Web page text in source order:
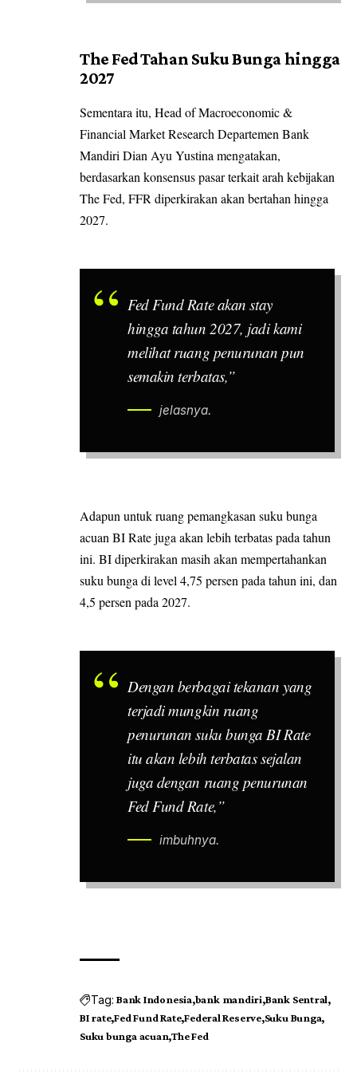
The Fed Tahan Suku Bunga hingga
2027
Sementara itu, Head of Macroeconomic &
Financial Market Research Departemen Bank
Mandiri Dian Ayu Yustina mengatakan,
berdasarkan konsensus pasar terkait arah kebijakan
The Fed, FFR diperkirakan akan bertahan hingga
2027.
Fed Fund Rateakanstay
hingga tahun 2027, jadi kami
melihat ruang penurunan pun
semakin terbatas,”
jelasnya.
Adapun untuk ruang pemangkasan suku bunga
acuan BI Rate juga akan lebih terbatas pada tahun
ini. BI diperkirakan masih akan mempertahankan
suku bunga di level 4,75 persen pada tahun ini, dan
4,5 persen pada 2027.
Dengan berbagai tekanan yang
terjadi mungkin ruang
penurunan suku bunga BI Rate
itu akan lebih terbatas sejalan
juga dengan ruang penurunan
Fed Fund Rate,”
imbuhnya.
Tag: Bank Indonesia bank mandiri Bank Sentral
BI rate Fed Fund Rate Federal Reserve Suku Bunga
Suku bunga acuan The Fed